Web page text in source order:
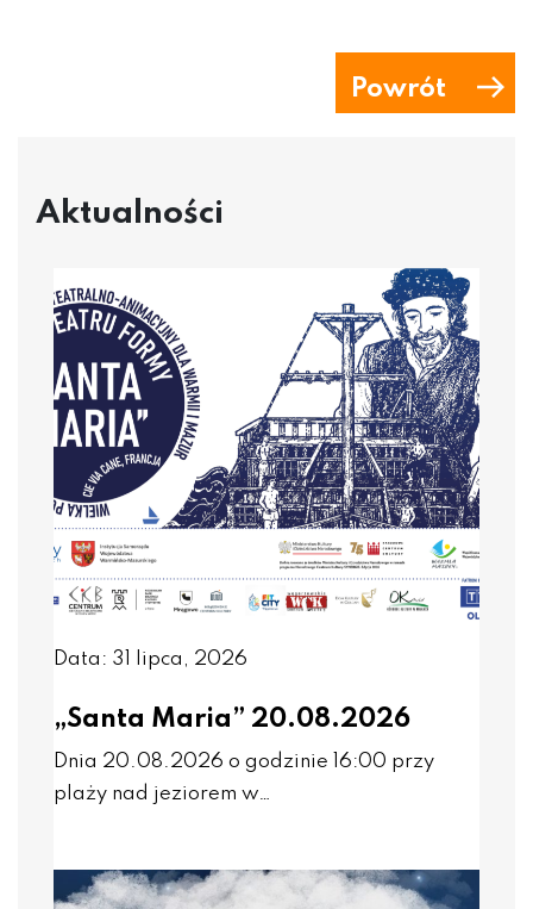
Powrót
Aktualności
Data: 31 lipca, 2026
„Santa Maria” 20.08.2026
Dnia 20.08.2026 o godzinie 16:00 przy
plaży nad jeziorem w…